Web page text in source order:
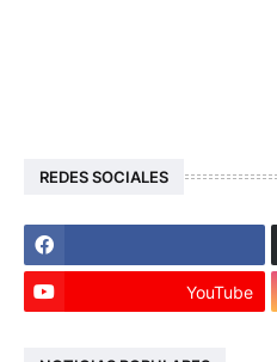
REDES SOCIALES
YouTube